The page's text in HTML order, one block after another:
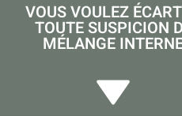
VOUS VOULEZ
TOUTE SUSPICION
MÉLANGE